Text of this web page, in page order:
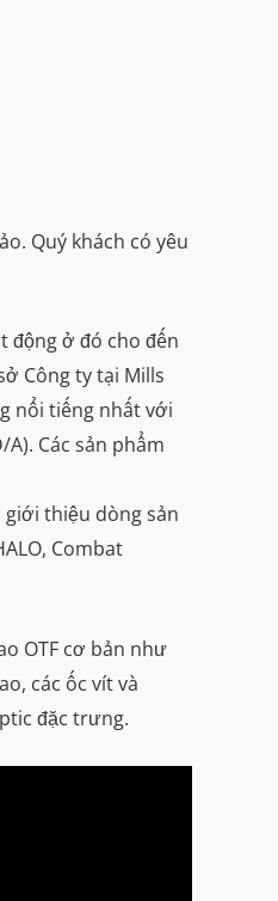
Quý khách có yêu
động ở đó cho đến
Công ty tại Mills
nổi tiếng nhất với
Các sản phẩm
giới thiệu dòng sản
Combat
OTF cơ bản như
các ốc vít và
đặc trưng.